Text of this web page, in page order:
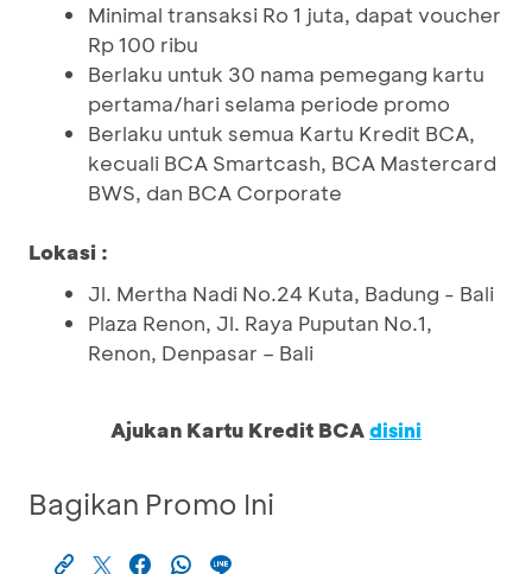
Minimal transaksi Ro 1 juta, dapat voucher
Rp 100 ribu
Berlaku untuk 30 nama pemegang kartu
pertama/hari selama periode promo
Berlaku untuk semua Kartu Kredit BCA,
kecuali BCA Smartcash, BCA Mastercard
BWS, dan BCA Corporate
Lokasi :
Jl. Mertha Nadi No.24 Kuta, Badung - Bali
Plaza Renon, Jl. Raya Puputan No.1,
Renon, Denpasar – Bali
Ajukan Kartu Kredit BCAdisini
Bagikan Promo Ini